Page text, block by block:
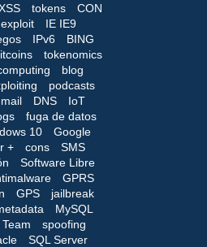
tokens
CON
exploit
IE IE9
IPv6
BING
tokenomics
blog
podcasts
DNS
IoT
fuga de datos
10
Google
+ cons
SMS
Software Libre
GPRS
GPS
jailbreak
MySQL
spoofing
SQL Server